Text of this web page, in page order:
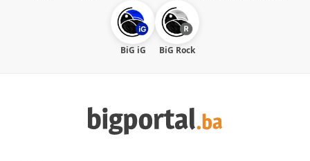
BiG iG BiG Rock